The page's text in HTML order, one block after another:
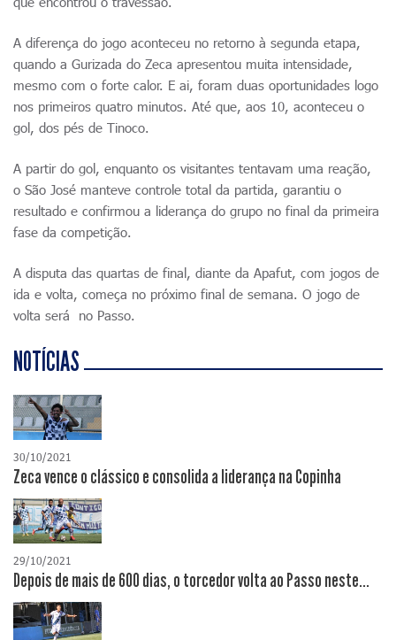
A diferença do jogo aconteceu no retorno à segunda etapa,
quando a Gurizada do Zeca apresentou muita intensidade,
mesmo com o forte calor. E ai, foram duas oportunidades logo
nos primeiros quatro minutos. Até que, aos 10, aconteceu o
gol, dos pés de Tinoco.
A partir do gol, enquanto os visitantes tentavam uma reação,
o São José manteve controle total da partida, garantiu o
resultado e confirmou a liderança do grupo no final da primeira
fase da competição.
A disputa das quartas de final, diante da Apafut, com jogos de
ida e volta, começa no próximo final de semana. O jogo de
volta será no Passo.
NOTÍCIAS
30/10/2021
Zeca vence o clássico e consolida a liderança na Copinha
29/10/2021
Depois de mais de 600 dias, o torcedor volta ao Passo neste...